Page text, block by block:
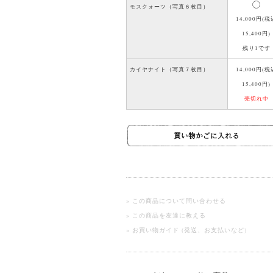
モスクォーツ（写真６枚目）
14,000円(税
15,400円)
残り1です
カイヤナイト（写真７枚目）
14,000円(税
15,400円)
売切れ中
» この商品について問い合わせる
» この商品を友達に教える
» お買い物ガイド (発送、お支払いなど)